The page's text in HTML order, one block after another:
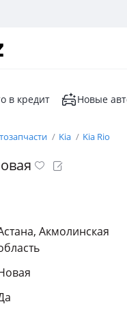
в кредит Новые
Kia Kia Rio
Акмолинская